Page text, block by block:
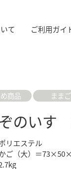
て ご利用ガイ
商品 まま
のいす
リエステル
かご（大）＝